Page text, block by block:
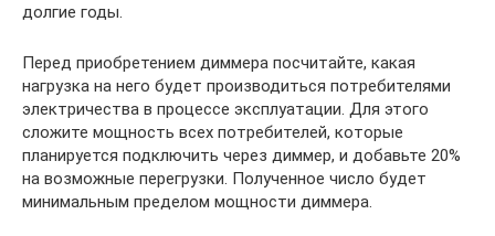
долгие годы.
Перед приобретением диммера посчитайте, какая
нагрузка на него будет производиться потребителями
электричества в процессе эксплуатации. Для этого
сложите мощность всех потребителей, которые
планируется подключить через диммер, и добавьте 20%
на возможные перегрузки. Полученное число будет
минимальным пределом мощности диммера.